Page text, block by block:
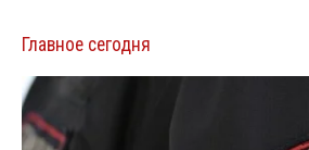
Главное сегодня